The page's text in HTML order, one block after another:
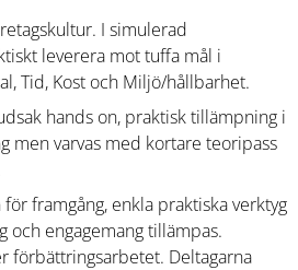
I simulerad
leverera mot tuffa mål i
Tid, Kost och Miljö/hållbarhet.
hands on, praktisk tillämpning i
men varvas med kortare teoripass
framgång, enkla praktiska verktyg
och engagemang tillämpas.
förbättringsarbetet. Deltagarna